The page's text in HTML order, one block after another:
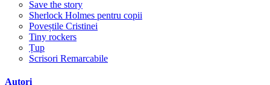
Save the story
Sherlock Holmes pentru copii
Poveștile Cristinei
Tiny rockers
Țup
Scrisori Remarcabile
Autori